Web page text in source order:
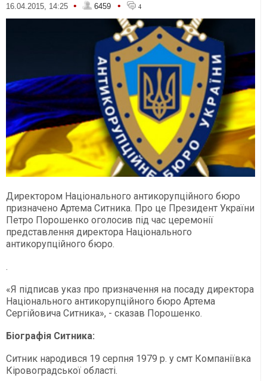
16.04.2015, 14:25 • 6459 • 4
Директором Національного антикорупційного бюро
призначено Артема Ситника. Про це Президент України
Петро Порошенко оголосив під час церемонії
представлення директора Національного
антикорупційного бюро.
.
«Я підписав указ про призначення на посаду директора
Національного антикорупційного бюро Артема
Сергійовича Ситника», - сказав Порошенко.
Біографія Ситника:
Ситник народився 19 серпня 1979 р. у смт Компаніївка
Кіровоградської області.